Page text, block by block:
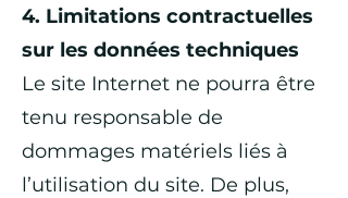
​4. Limitations contractuelles
sur les données techniques
Le site Internet ne pourra être
tenu responsable de
dommages matériels liés à
l’utilisation du site. De plus,